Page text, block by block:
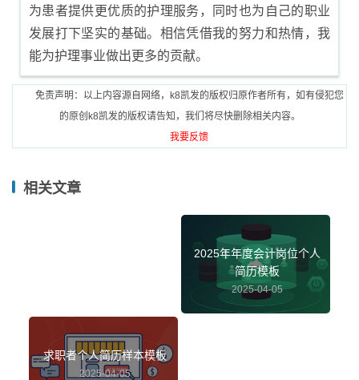
为患者提供更优质的护理服务，同时也为自己的职业
发展打下坚实的基础。相信凭借我的努力和热情，我
能为护理事业做出更多的贡献。
免责声明：以上内容源自网络，k8凯发的版权归原作者所有，如有侵犯您
的原创k8凯发的版权请告知，我们将尽快删除相关内容。
我要反馈
相关文章
2025年年度会计岗位个人
简历模板
2025-04-05
求职者个人简历样本模板
2025-04-05